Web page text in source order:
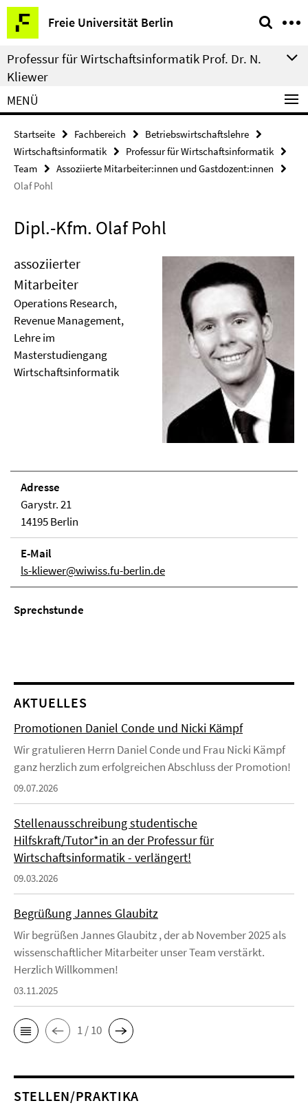
Springe
direkt
zu
Inhalt
Freie Universität Berlin
Service-
Navigation
Professur für Wirtschaftsinformatik Prof. Dr. N.
Kliewer
MENÜ
Startseite Fachbereich
Betriebswirtschaftslehre
Wirtschaftsinformatik
Professur für Wirtschaftsinformatik
Team
Assoziierte Mitarbeiter:innen und Gastdozent:innen
Olaf Pohl
Dipl.-Kfm. Olaf Pohl
assoziierter
Mitarbeiter
Operations Research,
Revenue Management,
Lehre im
Masterstudiengang
Wirtschaftsinformatik
Adresse
Garystr. 21
14195 Berlin
E-Mail
ls-kliewer@wiwiss.fu-berlin.de
Sprechstunde
AKTUELLES
Promotionen Daniel Conde und Nicki Kämpf
Wir gratulieren Herrn Daniel Conde und Frau Nicki Kämpf
ganz herzlich zum erfolgreichen Abschluss der Promotion!
09.07.2026
Stellenausschreibung studentische
Hilfskraft/Tutor*in an der Professur für
Wirtschaftsinformatik - verlängert!
09.03.2026
Begrüßung Jannes Glaubitz
Wir begrüßen Jannes Glaubitz , der ab November 2025 als
wissenschaftlicher Mitarbeiter unser Team verstärkt.
Herzlich Willkommen!
03.11.2025
1 / 10
STELLEN/PRAKTIKA